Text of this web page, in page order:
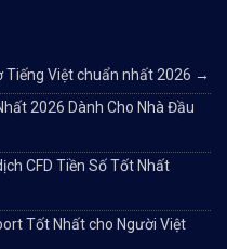
Tiếng Việt chuẩn nhất 2026 →
2026 Dành Cho Nhà Đầu
CFD Tiền Số Tốt Nhất
Tốt Nhất cho Người Việt